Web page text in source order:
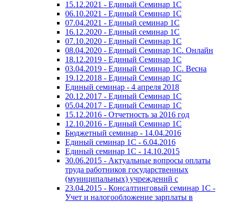
15.12.2021 - Единый Семинар 1С
06.10.2021 - Единый Семинар 1С
07.04.2021 - Единый семинар 1С
16.12.2020 - Единый семинар 1С
07.10.2020 - Единый Семинар 1С
08.04.2020 - Единый Семинар 1С. Онлайн
18.12.2019 - Единый Семинар 1С
03.04.2019 - Единый Семинар 1С. Весна
19.12.2018 - Единый Семинар 1С
Единый семинар - 4 апреля 2018
20.12.2017 - Единый Семинар 1С
05.04.2017 - Единый Семинар 1С
15.12.2016 - Отчетность за 2016 год
12.10.2016 - Единый Семинар 1С
Бюджетный семинар - 14.04.2016
Единый семинар 1С - 6.04.2016
Единый семинар 1С - 14.10.2015
30.06.2015 - Актуальные вопросы оплаты
труда работников государственных
(муниципальных) учреждений с
23.04.2015 - Консалтинговый семинар 1С -
Учет и налогообложение зарплаты в